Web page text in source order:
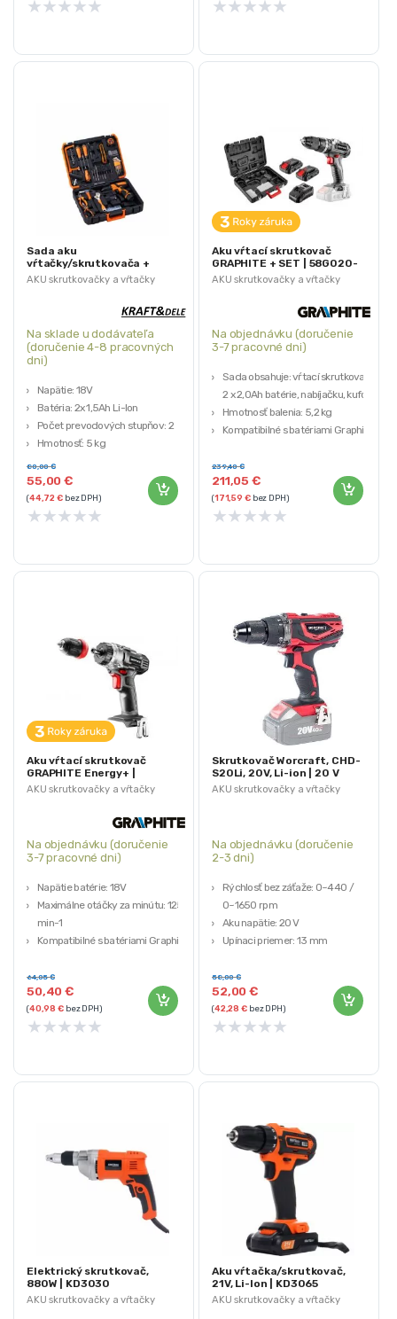
★★★★★ ★★★★★
AKU skrutkovačky a vŕtačky
Sada aku
vŕtačky/skrutkovača +
príslušenstvo, 18V, 1,5Ah |
Na sklade u dodávateľa
(doručenie 4-8 pracovných
dni)
Napätie: 18V
Batéria: 2x 1,5Ah Li-Ion
Počet prevodových stupňov: 2
Hmotnosť: 5 kg
Značka: KRAFT&DELE
55,00€
80,00€
(44,72€bez DPH)
★★★★★
AKU skrutkovačky a vŕtačky
Aku vŕtací skrutkovač
GRAPHITE + SET | 58G020-
SET2
Na objednávku (doručenie
3-7 pracovné dni)
Sada obsahuje: vŕtací skrutkovač,
2 x 2,0Ah batérie, nabíjačku, kufor
Hmotnosť balenia: 5,2 kg
Kompatibilné s batériami Graphite
GRAPHITE
Záruka 3 roky
211,05€
239,40€
(171,59 €bez DPH)
★★★★★
AKU skrutkovačky a vŕtačky
Aku vŕtací skrutkovač
GRAPHITE Energy+ |
58G022
Na objednávku (doručenie
3-7 pracovné dni)
Napätie batérie: 18V
Maximálne otáčky za minútu: 1250
min-1
Kompatibilné s batériami Graphite
GRAPHITE
Záruka 3 roky
50,40€
64,05€
(40,98€bez DPH)
★★★★★
AKU skrutkovačky a vŕtačky
Skrutkovač Worcraft, CHD-
S20Li, 20V, Li-ion | 20 V
Na objednávku (doručenie
2-3 dni)
Rýchlosť bez záťaže: 0~440 /
0~1650 rpm
Aku napätie: 20 V
Upínaci priemer: 13 mm
Nm
Počet príklepov: 0~7200 /
0~26400
52,00€
58,00€
(42,28€bez DPH)
★★★★★
AKU skrutkovačky a vŕtačky
Elektrický skrutkovač,
880W | KD3030
AKU skrutkovačky a vŕtačky
Aku vŕtačka/skrutkovač,
21V, Li-Ion | KD3065